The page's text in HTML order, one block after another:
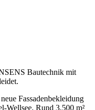
Bautechnik mit
Fassadenbekleidung
Wellsee. Rund 3.500 m²